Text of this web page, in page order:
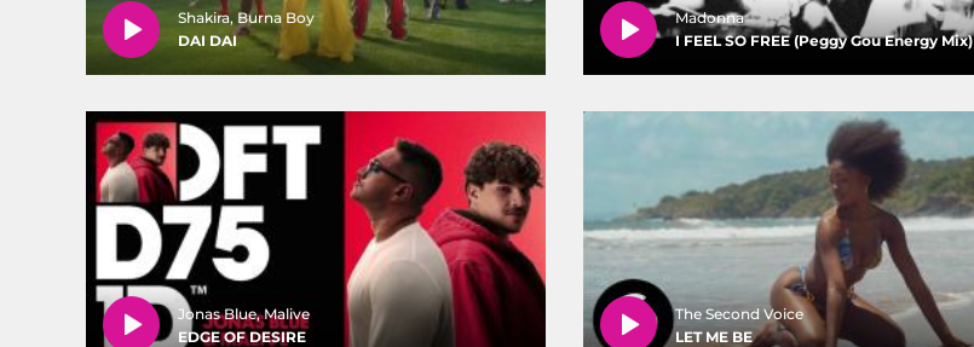
Shakira, Burna Boy
DAI DAI
Madonna
I FEEL SO FREE (Peggy Gou Energy Mix)
Jonas Blue, Malive
EDGE OF DESIRE
The Second Voice
LET ME BE